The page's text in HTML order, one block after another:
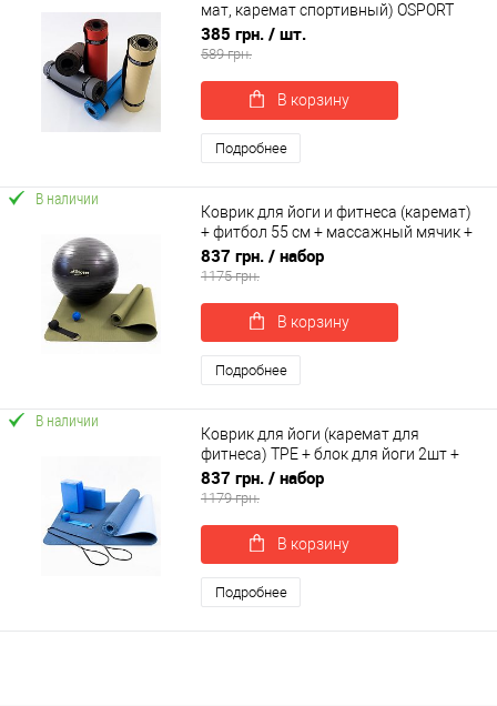
мат, каремат спортивный) OSPORT
ECO Friendly Pro 4 мм (OF-0097)
385 грн. / шт.
589 грн.
В корзину
Подробнее
В наличии
Коврик для йоги и фитнеса (каремат)
+ фитбол 55 см + массажный мячик +
ремень для йоги OSPORT Set 98 (n-
0128)
837 грн. / набор
1175 грн.
В корзину
Подробнее
В наличии
Коврик для йоги (каремат для
фитнеса) TPE + блок для йоги 2шт +
ремень для йоги OSPORT Set 87 (n-
0117)
837 грн. / набор
1179 грн.
В корзину
Подробнее